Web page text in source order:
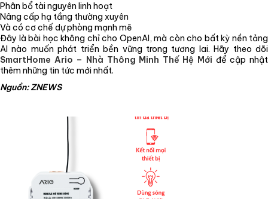
Phân bổ tài nguyên linh hoạt
Nâng cấp hạ tầng thường xuyên
Và có cơ chế dự phòng mạnh mẽ
Đây là bài học không chỉ cho OpenAI, mà còn cho bất kỳ nền tảng
AI nào muốn phát triển bền vững trong tương lai. Hãy theo dõi
SmartHome Ario – Nhà Thông Minh Thế Hệ Mới để cập nhật
thêm những tin tức mới nhất.
Nguồn: ZNEWS